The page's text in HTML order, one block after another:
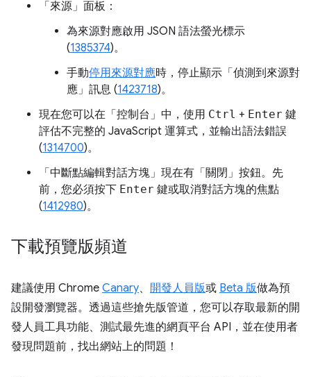
「來源」 面板：
為來源對應啟用 JSON 語法螢光標示
(1385374)。
手動停用來源對應時，停止顯示「偵測到來源對
應」訊息 (1423718)。
現在您可以在「控制台」 中，使用 Ctrl + Enter 鍵
評估不完整的 JavaScript 運算式，並輸出語法錯誤
(1314700)。
「中斷點編輯對話方塊」 現在有「關閉」按鈕。先
前，您必須按下 Enter 鍵或取消對話方塊的焦點
(1412980)。
下載預覽版頻道
建議使用 Chrome Canary、 開發人員版或 Beta 版做為預
設開發瀏覽器。透過這些搶先版管道，您可以存取最新的開
發人員工具功能、測試最先進的網頁平台 API，並在使用者
發現問題前，找出網站上的問題！